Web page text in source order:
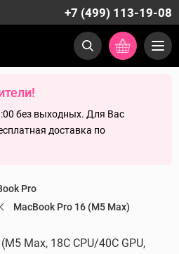
+7 (499) 113-19-08
без выходных. Для Вас
доставка по
Pro
MacBook Pro 16 (M5 Max)
Max, 18C CPU/40C GPU,